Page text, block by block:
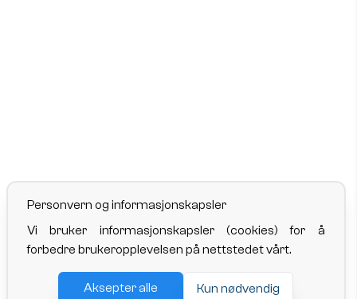
Personvern og informasjonskapsler
Vi bruker informasjonskapsler (cookies) for å
forbedre brukeropplevelsen på nettstedet vårt.
Aksepter alle Kun nødvendig